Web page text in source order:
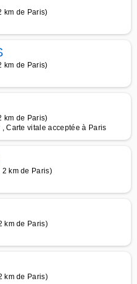
km de Paris)
km de Paris)
km de Paris)
Carte vitale acceptée à Paris
km de Paris)
km de Paris)
km de Paris)